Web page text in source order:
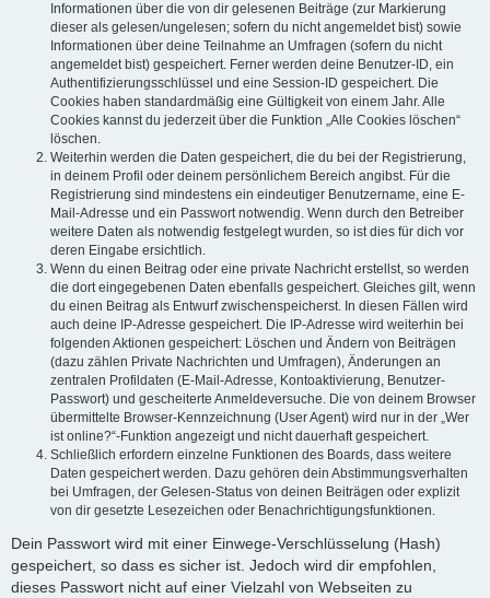
Informationen über die von dir gelesenen Beiträge (zur Markierung
dieser als gelesen/ungelesen; sofern du nicht angemeldet bist) sowie
Informationen über deine Teilnahme an Umfragen (sofern du nicht
angemeldet bist) gespeichert. Ferner werden deine Benutzer-ID, ein
Authentifizierungsschlüssel und eine Session-ID gespeichert. Die
Cookies haben standardmäßig eine Gültigkeit von einem Jahr. Alle
Cookies kannst du jederzeit über die Funktion „Alle Cookies löschen“
löschen.
Weiterhin werden die Daten gespeichert, die du bei der Registrierung,
in deinem Profil oder deinem persönlichem Bereich angibst. Für die
Registrierung sind mindestens ein eindeutiger Benutzername, eine E-
Mail-Adresse und ein Passwort notwendig. Wenn durch den Betreiber
weitere Daten als notwendig festgelegt wurden, so ist dies für dich vor
deren Eingabe ersichtlich.
Wenn du einen Beitrag oder eine private Nachricht erstellst, so werden
die dort eingegebenen Daten ebenfalls gespeichert. Gleiches gilt, wenn
du einen Beitrag als Entwurf zwischenspeicherst. In diesen Fällen wird
auch deine IP-Adresse gespeichert. Die IP-Adresse wird weiterhin bei
folgenden Aktionen gespeichert: Löschen und Ändern von Beiträgen
(dazu zählen Private Nachrichten und Umfragen), Änderungen an
zentralen Profildaten (E-Mail-Adresse, Kontoaktivierung, Benutzer-
Passwort) und gescheiterte Anmeldeversuche. Die von deinem Browser
übermittelte Browser-Kennzeichnung (User Agent) wird nur in der „Wer
ist online?“-Funktion angezeigt und nicht dauerhaft gespeichert.
Schließlich erfordern einzelne Funktionen des Boards, dass weitere
Daten gespeichert werden. Dazu gehören dein Abstimmungsverhalten
bei Umfragen, der Gelesen-Status von deinen Beiträgen oder explizit
von dir gesetzte Lesezeichen oder Benachrichtigungsfunktionen.
Dein Passwort wird mit einer Einwege-Verschlüsselung (Hash)
gespeichert, so dass es sicher ist. Jedoch wird dir empfohlen,
dieses Passwort nicht auf einer Vielzahl von Webseiten zu